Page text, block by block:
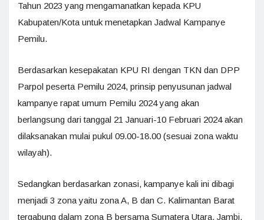
Tahun 2023 yang mengamanatkan kepada KPU
Kabupaten/Kota untuk menetapkan Jadwal Kampanye
Pemilu.
Berdasarkan kesepakatan KPU RI dengan TKN dan DPP
Parpol peserta Pemilu 2024, prinsip penyusunan jadwal
kampanye rapat umum Pemilu 2024 yang akan
berlangsung dari tanggal 21 Januari-10 Februari 2024 akan
dilaksanakan mulai pukul 09.00-18.00 (sesuai zona waktu
wilayah).
Sedangkan berdasarkan zonasi, kampanye kali ini dibagi
menjadi 3 zona yaitu zona A, B dan C. Kalimantan Barat
tergabung dalam zona B bersama Sumatera Utara, Jambi,